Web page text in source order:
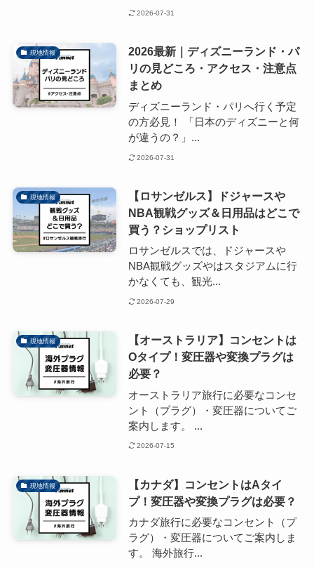
2026-07-31
現地情報
2026最新｜ディズニーランド・パ
リの見どころ・アクセス・注意点
まとめ
ディズニーランド・パリへ行く予定
の方必見！ 「日本のディズニーと何
が違うの？」...
2026-07-31
現地情報
【ロサンゼルス】ドジャースや
NBA観戦グッズ＆日用品はどこで
買う？ショップリスト
ロサンゼルスでは、ドジャースや
NBA観戦グッズやはスタジアムに行
かなくても、観光...
2026-07-29
現地情報
【オーストラリア】コンセントは
Oタイプ！変圧器や変換プラグは
必要？
オーストラリア旅行に必要なコンセ
ント（プラグ）・変圧器についてご
案内します。 ...
2026-07-15
現地情報
【カナダ】コンセントはAタイ
プ！変圧器や変換プラグは必要？
カナダ旅行に必要なコンセント（プ
ラグ）・変圧器についてご案内しま
す。 海外旅行...